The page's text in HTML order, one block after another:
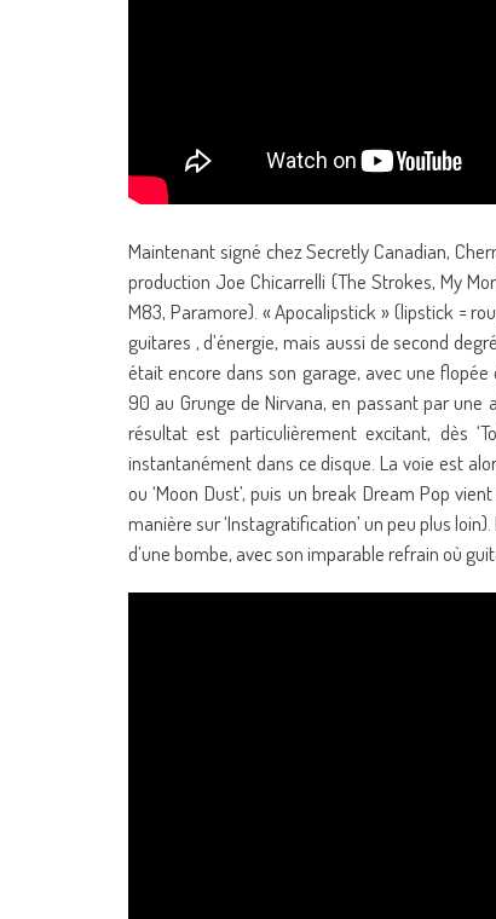
Maintenant signé chez Secretly Canadian,
production Joe Chicarrelli (The Strokes, My
M83, Paramore). « Apocalipstick » (lipstick =
guitares , d’énergie, mais aussi de second
était encore dans son garage, avec une
90 au Grunge de Nirvana, en passant par une
résultat est particulièrement excitant, dès
instantanément dans ce disque. La voie est
ou ‘Moon Dust’, puis un break Dream Pop
manière sur ‘Instagratification’ un peu plus
d’une bombe, avec son imparable refrain où